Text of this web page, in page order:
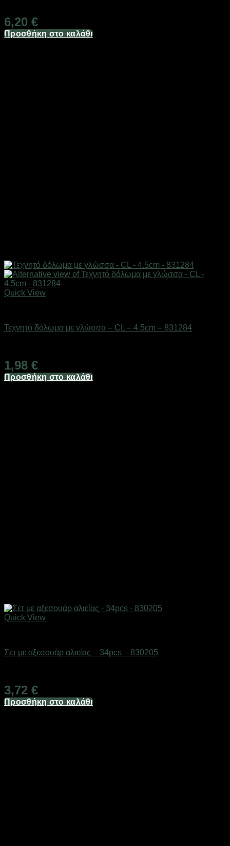
6,20 €
Προσθήκη στο καλάθι
Quick View
Τεχνητό δόλωμα με γλώσσα – CL – 4.5cm – 831284
1,98 €
Προσθήκη στο καλάθι
Quick View
Σετ με αξεσουάρ αλιείας – 34pcs – 830205
3,72 €
Προσθήκη στο καλάθι